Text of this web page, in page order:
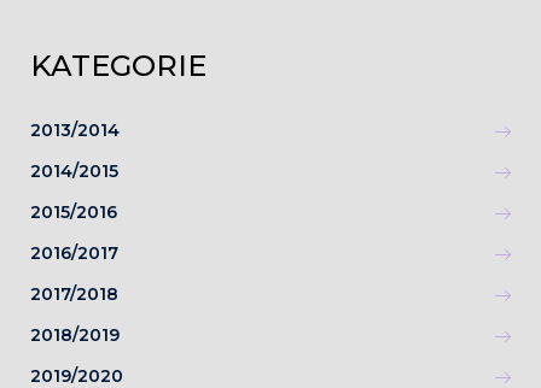
KATEGORIE
2013/2014
2014/2015
2015/2016
2016/2017
2017/2018
2018/2019
2019/2020